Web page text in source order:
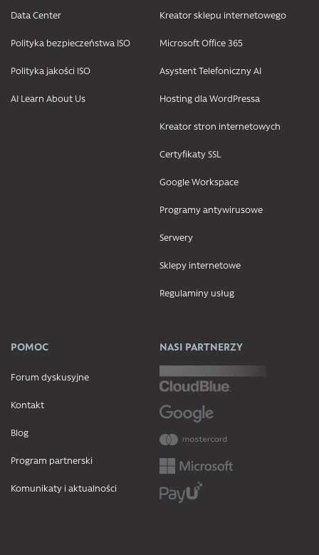
Data Center
Polityka bezpieczeństwa ISO
Polityka jakości ISO
AI Learn About Us
Kreator sklepu internetowego
Microsoft Office 365
Asystent Telefoniczny AI
Hosting dla WordPressa
Kreator stron internetowych
Certyfikaty SSL
Google Workspace
Programy antywirusowe
Serwery
Sklepy internetowe
Regulaminy usług
POMOC
Forum dyskusyjne
Kontakt
Blog
Program partnerski
Komunikaty i aktualności
NASI PARTNERZY